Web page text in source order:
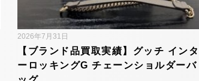
【ブランド品買取実績】グッチ インタ
ーロッキングG チェーンショルダーバ
2026年7月31日